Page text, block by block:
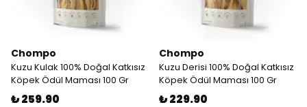
Chompo
Kuzu Kulak 100% Doğal Katkısız
Köpek Ödül Maması 100 Gr
₺ 259.90
Chompo
Kuzu Derisi 100% Doğal Katkısız
Köpek Ödül Maması 100 Gr
₺ 229.90